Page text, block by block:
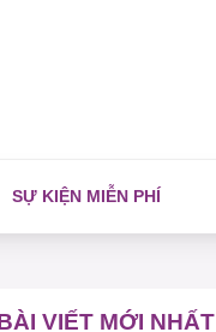
SỰ KIỆN MIỄN PHÍ
VIẾT MỚI NHẤT